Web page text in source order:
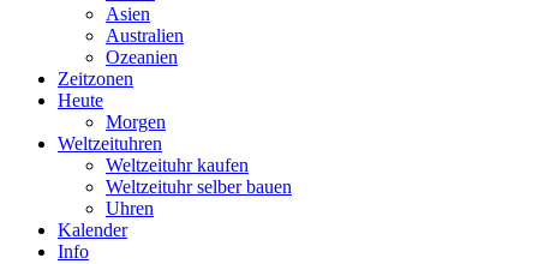
Asien
Australien
Ozeanien
Zeitzonen
Heute
Morgen
Weltzeituhren
Weltzeituhr kaufen
Weltzeituhr selber bauen
Uhren
Kalender
Info